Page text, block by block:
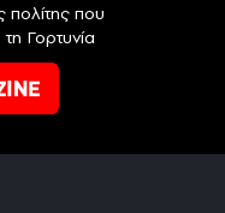
που
Γορτυνία